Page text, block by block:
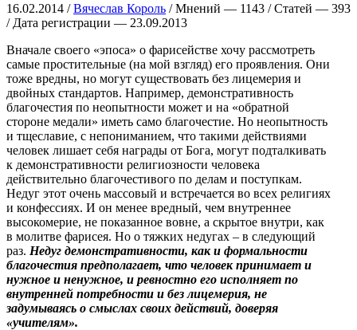
16.02.2014 /Вячеслав Король / Мнений — 1143 / Статей — 393
/ Дата регистрации — 23.09.2013
Вначале своего «эпоса» о фарисействе хочу рассмотреть
самые простительные (на мой взгляд) его проявления. Они
тоже вредны, но могут существовать без лицемерия и
двойных стандартов. Например, демонстративность
благочестия по неопытности может и на «обратной
стороне медали» иметь само благочестие. Но неопытность
и тщеславие, с непониманием, что такими действиями
человек лишает себя награды от Бога, могут подталкивать
к демонстративности религиозности человека
действительно благочестивого по делам и поступкам.
Недуг этот очень массовый и встречается во всех религиях
и конфессиях. И он менее вредный, чем внутреннее
высокомерие, не показанное вовне, а скрытое внутри, как
в молитве фарисея. Но о тяжких недугах – в следующий
раз. Недуг демонстративности, как и формальности
благочестия предполагает, что человек принимает и
нужное и ненужное, и ревностно его исполняет по
внутренней потребности и без лицемерия, не
задумываясь о смыслах своих действий, доверяя
«учителям».